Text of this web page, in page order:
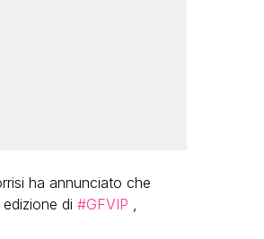
ha annunciato che
di #GFVIP ,